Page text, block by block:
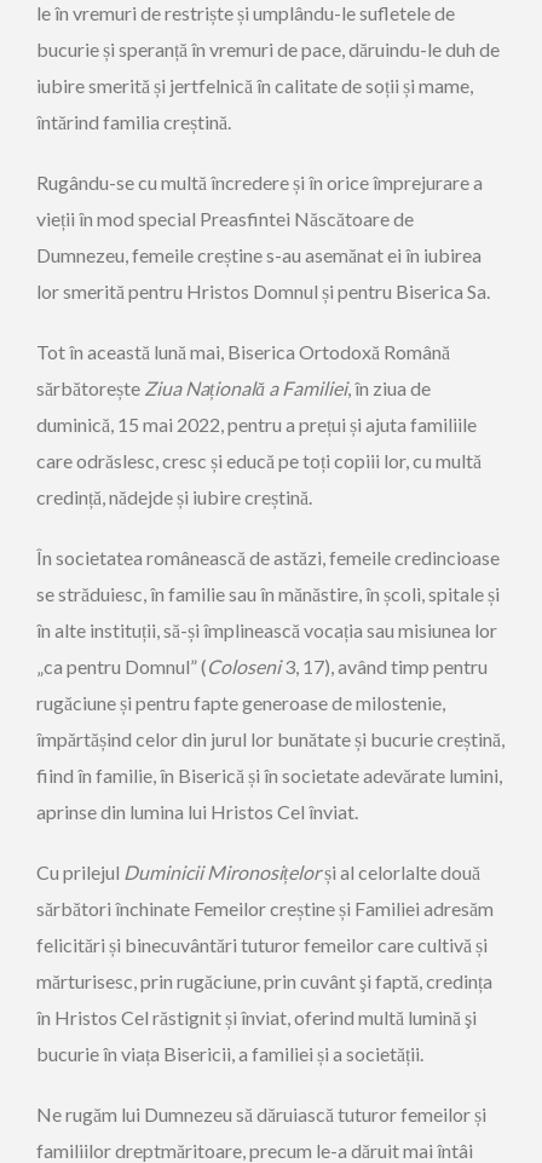
le în vremuri de restriște și umplându-le sufletele de
bucurie și speranță în vremuri de pace, dăruindu-le duh de
iubire smerită și jertfelnică în calitate de soții și mame,
întărind familia creștină.
Rugându-se cu multă încredere și în orice împrejurare a
vieții în mod special Preasfintei Născătoare de
Dumnezeu, femeile creștine s-au asemănat ei în iubirea
lor smerită pentru Hristos Domnul și pentru Biserica Sa.
Tot în această lună mai, Biserica Ortodoxă Română
sărbătorește Ziua Națională a Familiei, în ziua de
duminică, 15 mai 2022, pentru a prețui și ajuta familiile
care odrăslesc, cresc și educă pe toți copiii lor, cu multă
credință, nădejde și iubire creștină.
În societatea românească de astăzi, femeile credincioase
se străduiesc, în familie sau în mănăstire, în școli, spitale și
în alte instituții, să-și împlinească vocația sau misiunea lor
„ca pentru Domnul” (Coloseni3, 17), având timp pentru
rugăciune și pentru fapte generoase de milostenie,
împărtășind celor din jurul lor bunătate și bucurie creștină,
fiind în familie, în Biserică și în societate adevărate lumini,
aprinse din lumina lui Hristos Cel înviat.
Cu prilejul Duminicii Mironosițelorși al celorlalte două
sărbători închinate Femeilor creștine și Familiei adresăm
felicitări și binecuvântări tuturor femeilor care cultivă și
mărturisesc, prin rugăciune, prin cuvânt şi faptă, credința
în Hristos Cel răstignit și înviat, oferind multă lumină şi
bucurie în viața Bisericii, a familiei și a societății.
Ne rugăm lui Dumnezeu să dăruiască tuturor femeilor și
familiilor dreptmăritoare, precum le-a dăruit mai întâi